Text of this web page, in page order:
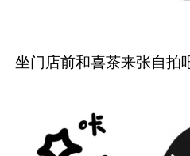
坐门店前和喜茶来张自拍